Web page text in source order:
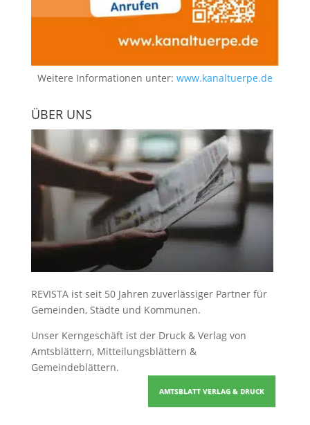
Weitere Informationen unter: www.kanaltuerpe.de
ÜBER UNS
REVISTA ist seit 50 Jahren zuverlässiger Partner für
Gemeinden, Städte und Kommunen.
Unser Kerngeschäft ist der Druck & Verlag von
Amtsblättern, Mitteilungsblättern &
Gemeindeblättern.
AMTSBLATT VERLAG & DRUCK